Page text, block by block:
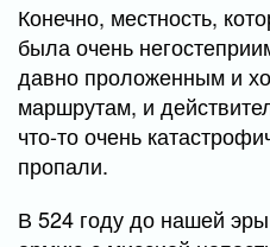
Конечно, местность,
была очень
давно проложенным и
маршрутам, и
что-то очень
пропали.
В 524 году до нашей